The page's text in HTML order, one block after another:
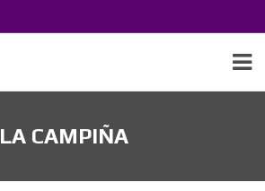
LA CAMPIÑA